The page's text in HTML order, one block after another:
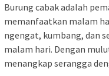
Burung cabak adalah
memanfaatkan malam
ngengat, kumbang, dan
malam hari. Dengan
menangkap serangga